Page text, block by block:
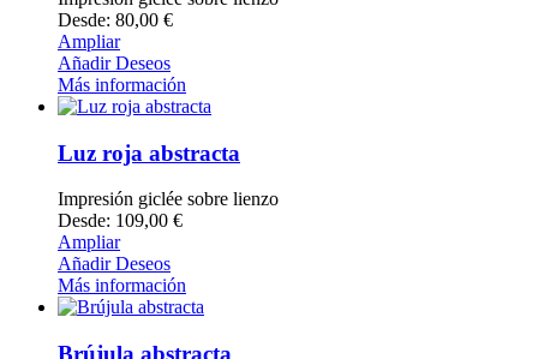
Desde: 80,00 €
Ampliar
Añadir Deseos
Más información
Luz roja abstracta
Impresión giclée sobre lienzo
Desde: 109,00 €
Ampliar
Añadir Deseos
Más información
Brújula abstracta